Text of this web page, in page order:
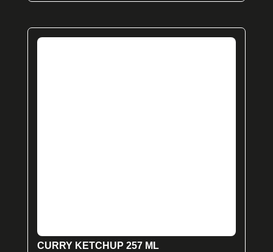
CURRY KETCHUP 257 ML